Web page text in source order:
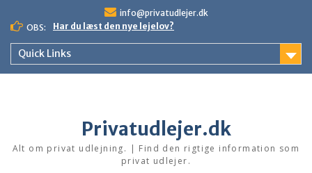
content
info@privatudlejer.dk
OBS:
Har du læst den nye lejelov?
Quick Links
Privatudlejer.dk
Alt om privat udlejning. | Find den rigtige information som
privat udlejer.